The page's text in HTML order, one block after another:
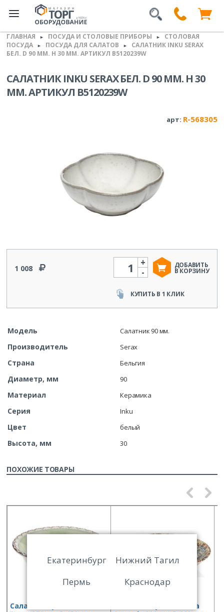
ГЛАВНАЯ ► ПОСУДА И СТОЛОВЫЕ ПРИБОРЫ ►
СТОЛОВАЯ
ПОСУДА
► ПОСУДА ДЛЯ САЛАТОВ ►
САЛАТНИК INKU SERAX
БЕЛ. D 90 ММ. H 30 ММ. АРТИКУЛ B5120239W
САЛАТНИК INKU SERAX БЕЛ. D 90 ММ. H 30
ММ. АРТИКУЛ B5120239W
арт: R-568305
1 008
Количество
-
+ ДОБАВИТЬ
В КОРЗИНУ
КУПИТЬ В 1 КЛИК
Модель Салатник 90 мм.
Производитель Serax
Страна Бельгия
Диаметр, мм 90
Материал Керамика
Серия Inku
Цвет белый
Высота, мм 30
ПОХОЖИЕ ТОВАРЫ
Салатник By Bone Tinta
Салатник By Bone Tinta
Екатеринбург
Нижний Тагил
Пермь
Краснодар